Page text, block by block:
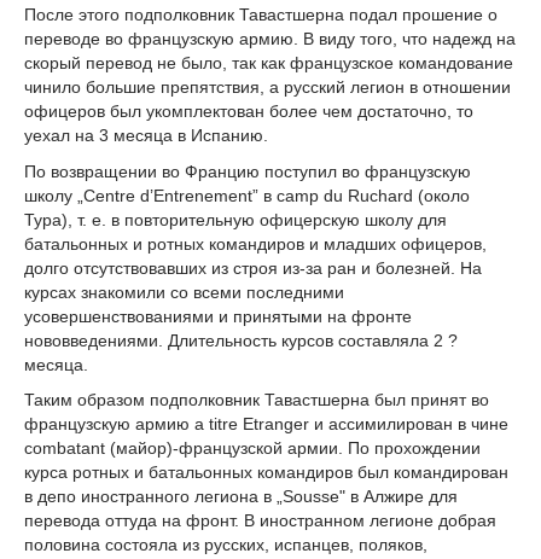
После этого подполковник Тавастшерна подал прошение о
переводе во французскую армию. В виду того, что надежд на
скорый перевод не было, так как французское командование
чинило большие препятствия, а русский легион в отношении
офицеров был укомплектован более чем достаточно, то
уехал на 3 месяца в Испанию.
По возвращении во Францию поступил во французскую
школу „Centre d’Entrenement” в camp du Ruchard (около
Тура), т. е. в повторительную офицерскую школу для
батальонных и ротных командиров и младших офицеров,
долго отсутствовавших из строя из-за ран и болезней. На
курсах знакомили со всеми последними
усовершенствованиями и принятыми на фронте
нововведениями. Длительность курсов составляла 2 ?
месяца.
Таким образом подполковник Тавастшерна был принят во
французскую армию a titre Etranger и ассимилирован в чине
combatant (майор)-французской армии. По прохождении
курса ротных и батальонных командиров был командирован
в депо иностранного легиона в „Sousse" в Алжире для
перевода оттуда на фронт. В иностранном легионе добрая
половина состояла из русских, испанцев, поляков,